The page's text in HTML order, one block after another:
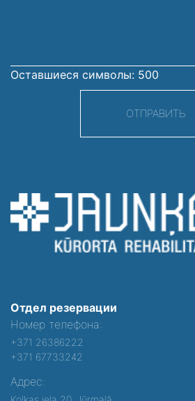
Оставшиеся символы: 500
ОТПРАВИТЬ
Отдел резервации
Номер телефона:
+371 26386222
+371 67733242
Адрес: